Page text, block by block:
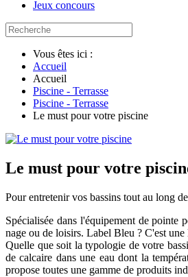
Jeux concours
Vous êtes ici :
Accueil
Accueil
Piscine - Terrasse
Piscine - Terrasse
Le must pour votre piscine
Le must pour votre
Pour entretenir vos bassins tout au long
Spécialisée dans l'équipement de pointe
nage ou de loisirs. Label Bleu ? C'est
Quelle que soit la typologie de votre
de calcaire dans une eau dont la
propose toutes une gamme de produits